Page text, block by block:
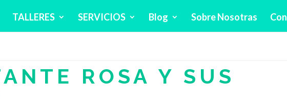
TALLERES SERVICIOS Blog Sobre Nosotras
ROSA Y SUS